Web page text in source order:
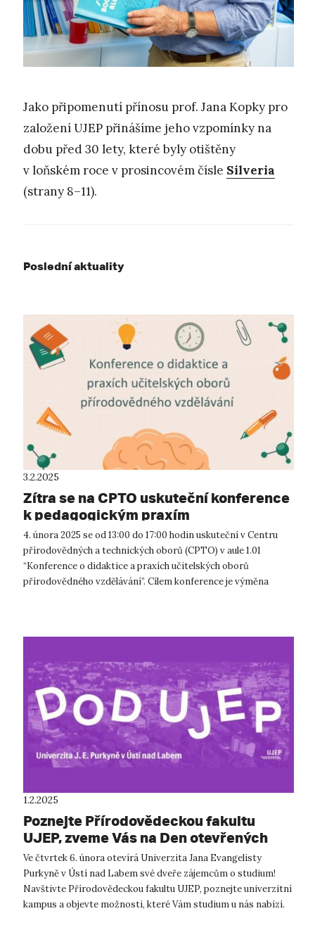
Jako připomenutí přínosu prof. Jana Kopky pro
založení UJEP přinášíme jeho vzpomínky na
dobu před 30 lety, které byly otištěny
v loňském roce v prosincovém čísle Silveria
(strany 8–11).
Poslední aktuality
3.2.2025
Zítra se na CPTO uskuteční konference
k pedagogickým praxím
4. února 2025 se od 13:00 do 17:00 hodin uskuteční v Centru
přírodovědných a technických oborů (CPTO) v aule 1.01
“Konference o didaktice a praxích učitelských oborů
přírodovědného vzdělávání”. Cílem konference je výměna
1.2.2025
Poznejte Přírodovědeckou fakultu
UJEP, zveme Vás na Den otevřených
dveří!
Ve čtvrtek 6. února otevírá Univerzita Jana Evangelisty
Purkyně v Ústí nad Labem své dveře zájemcům o studium!
Navštivte Přírodovědeckou fakultu UJEP, poznejte univerzitní
kampus a objevte možnosti, které Vám studium u nás nabízí.